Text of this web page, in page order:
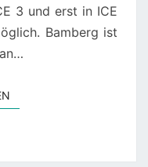
3 und erst in ICE
Bamberg ist
WEITERLESEN